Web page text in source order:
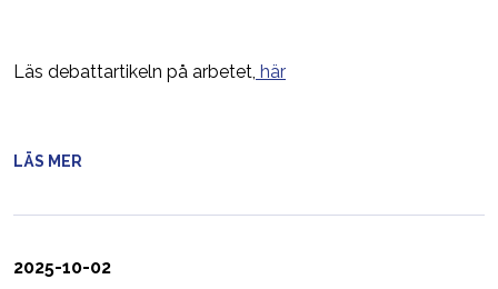
Läs debattartikeln på arbetet, här
LÄS MER
2025-10-02